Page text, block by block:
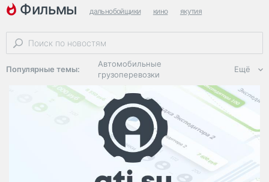
фильмы дальнобойщики кино якутия
Популярные темы:
Автомобильные
грузоперевозки
Региональная
логистика
ЭДО, ИТ в
логистике
Дороги,
инфраструктура
Ещё